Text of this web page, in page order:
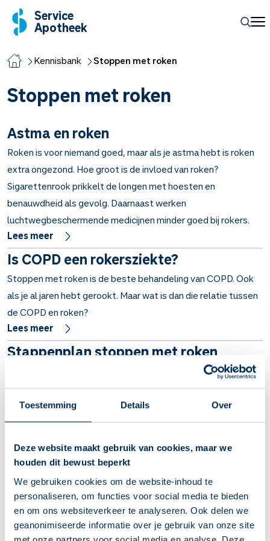
Toestemming Details Over
Deze website maakt gebruik van cookies, maar we
houden dit bewust beperkt
We gebruiken cookies om de website-inhoud te
personaliseren, om functies voor social media te bieden
en om ons websiteverkeer te analyseren. Ook delen we
geanonimiseerde informatie over je gebruik van onze site
Service
Apotheek
Kennisbank Stoppen met roken
Stoppen met roken
Astma en roken
Roken is voor niemand goed, maar als je astma hebt is roken
extra ongezond. Hoe groot is de invloed van roken?
Sigarettenrook prikkelt de longen met hoesten en
benauwdheid als gevolg. Daarnaast werken
luchtwegbeschermende medicijnen minder goed bij rokers.
Lees meer
Is COPD een rokersziekte?
Stoppen met roken is de beste behandeling van COPD. Ook
als je al jaren hebt gerookt. Maar wat is dan die relatie tussen
de COPD en roken?
Lees meer
Stappenplan stoppen met roken
Stoppen met roken is moeilijk. Vooral wanneer je
ontwenningsverschijnselen krijgt. Als je gaat stoppen is het
handig om een stappenplan te hebben.
Lees meer
Stoppen met roken en niet dik worden
Veel mensen die stoppen met roken merken dat ze na een
aantal weken dikker worden. Maar waarom kom je aan en hoe
voorkom je gewichtstoename tijdens het stoppen met
roken?
Lees meer